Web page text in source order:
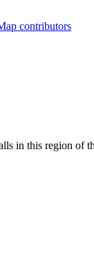
contributors
in this region of